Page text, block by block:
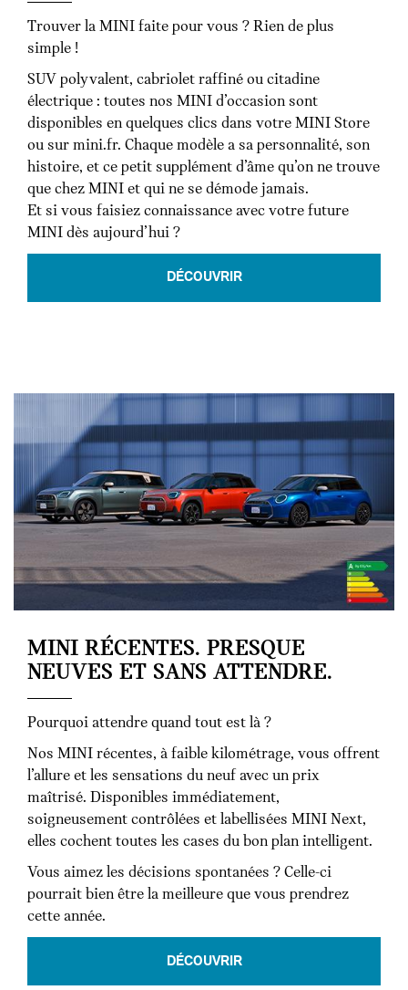
Trouver la MINI faite pour vous ? Rien de plus
simple !
SUV polyvalent, cabriolet raffiné ou citadine
électrique : toutes nos MINI d’occasion sont
disponibles en quelques clics dans votre MINI Store
ou sur mini.fr. Chaque modèle a sa personnalité, son
histoire, et ce petit supplément d’âme qu’on ne trouve
que chez MINI et qui ne se démode jamais.
Et si vous faisiez connaissance avec votre future
MINI dès aujourd’hui ?
DÉCOUVRIR
MINI RÉCENTES. PRESQUE
NEUVES ET SANS ATTENDRE.
Pourquoi attendre quand tout est là ?
Nos MINI récentes, à faible kilométrage, vous offrent
l’allure et les sensations du neuf avec un prix
maîtrisé. Disponibles immédiatement,
soigneusement contrôlées et labellisées MINI Next,
elles cochent toutes les cases du bon plan intelligent.
Vous aimez les décisions spontanées ? Celle-ci
pourrait bien être la meilleure que vous prendrez
cette année.
DÉCOUVRIR